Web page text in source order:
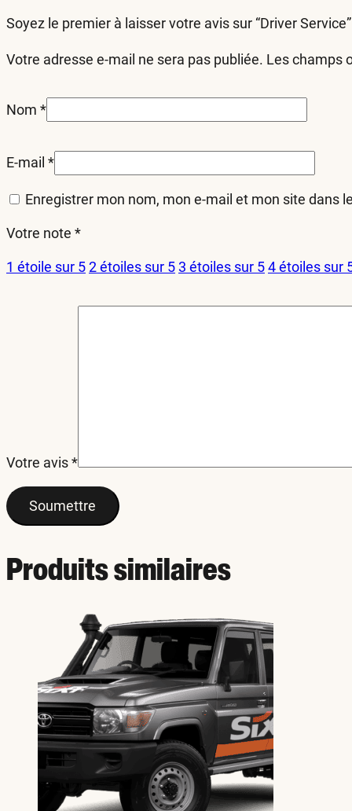
Soyez le premier à laisser votre avis sur “Driver Service”
Votre adresse e-mail ne sera pas publiée. Les champs
Nom *
E-mail *
Enregistrer mon nom, mon e-mail et mon site dans
Votre note *
1 étoile sur 52 étoiles sur 5 3 étoiles sur 54 étoiles sur
Votre avis*
Produits similaires